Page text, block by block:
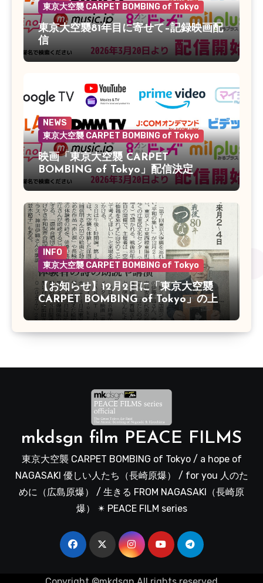
東京大空襲 CARPET BOMBING of Tokyo
東京大空襲81年目に寄せて–記録映画配
信
NEWS
東京大空襲 CARPET BOMBING of Tokyo
映画「東京大空襲 CARPET
BOMBING of Tokyo」配信決定
INFO
東京大空襲 CARPET BOMBING of Tokyo
【お知らせ】12月2日に「東京大空襲
CARPET BOMBING of Tokyo」の上
映会があります
mkdsgn film PEACE FILMS
東京大空襲 CARPET BOMBING of Tokyo / a hope of
NAGASAKI 優しい人たち（長崎原爆） / for you 人のた
めに（広島原爆） / 生きる FROM NAGASAKI（長崎原
爆） ✴︎ PEACE FILM series